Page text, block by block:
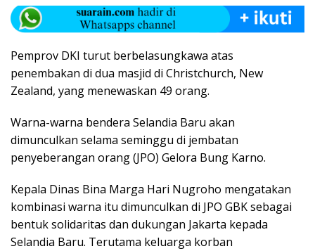
Pemprov DKI turut berbelasungkawa atas
penembakan di dua masjid di Christchurch, New
Zealand, yang menewaskan 49 orang.
Warna-warna bendera Selandia Baru akan
dimunculkan selama seminggu di jembatan
penyeberangan orang (JPO) Gelora Bung Karno.
Kepala Dinas Bina Marga Hari Nugroho mengatakan
kombinasi warna itu dimunculkan di JPO GBK sebagai
bentuk solidaritas dan dukungan Jakarta kepada
Selandia Baru. Terutama keluarga korban